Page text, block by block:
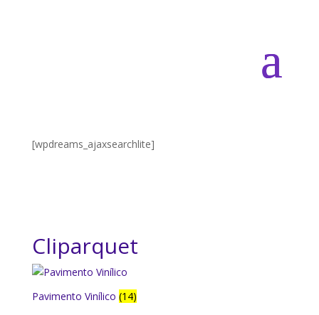
[wpdreams_ajaxsearchlite]
Cliparquet
Pavimento Vinílico (14)